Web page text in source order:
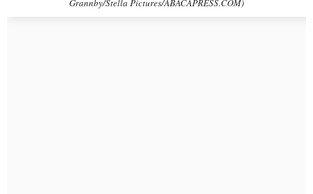
Grannby/Stella Pictures/ABACAPRESS.COM)